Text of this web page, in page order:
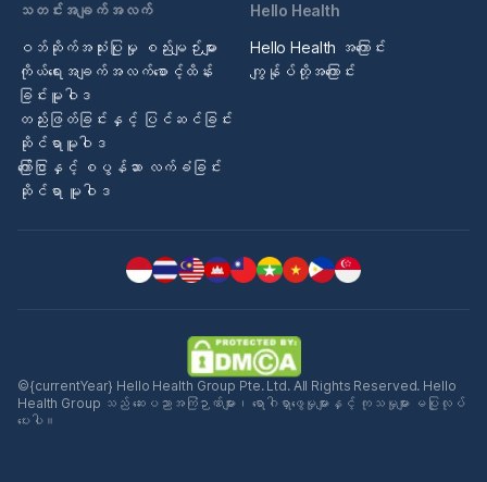
သတင်းအချက်အလက်
ဝဘ်ဆိုက်အသုံးပြုမှု စည်းမျဉ်းများ
ကိုယ်ရေးအချက်အလက်စောင့်ထိန်း
ခြင်းမူဝါဒ
တည်းဖြတ်ခြင်းနှင့် ပြင်ဆင်ခြင်း
ဆိုင်ရာမူဝါဒ
ကြော်ငြာနှင့် စပွန်ဆာ လက်ခံခြင်း
ဆိုင်ရာ မူဝါဒ
Hello Health
Hello Health အကြောင်း
ကျွန်ုပ်တို့အကြောင်း
©{currentYear} Hello Health Group Pte. Ltd. All Rights Reserved. Hello
Health Group သည် ဆေးပညာအကြံဉာဏ်များ၊ ရောဂါရှာဖွေမှုများနှင့် ကုသမှုများ မပြုလုပ်
ပေးပါ။